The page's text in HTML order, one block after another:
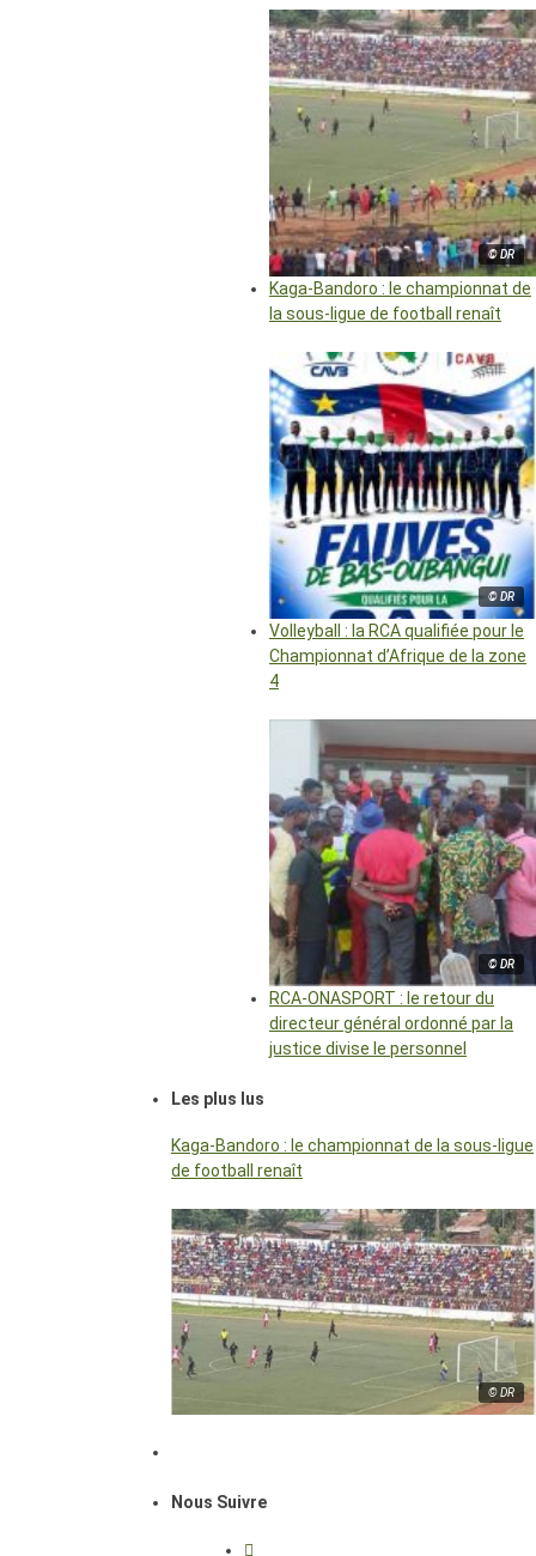
© DR
Kaga-Bandoro : le championnat de
la sous-ligue de football renaît
© DR
Volleyball : la RCA qualifiée pour le
Championnat d’Afrique de la zone
4
© DR
RCA-ONASPORT : le retour du
directeur général ordonné par la
justice divise le personnel
Les plus lus
Kaga-Bandoro : le championnat de la sous-ligue
de football renaît
© DR
Nous Suivre